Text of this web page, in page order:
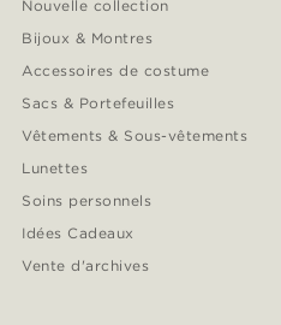
Nouvelle collection
Bijoux & Montres
Accessoires de costume
Sacs & Portefeuilles
Vêtements & Sous-vêtements
Lunettes
Soins personnels
Idées Cadeaux
Vente d'archives